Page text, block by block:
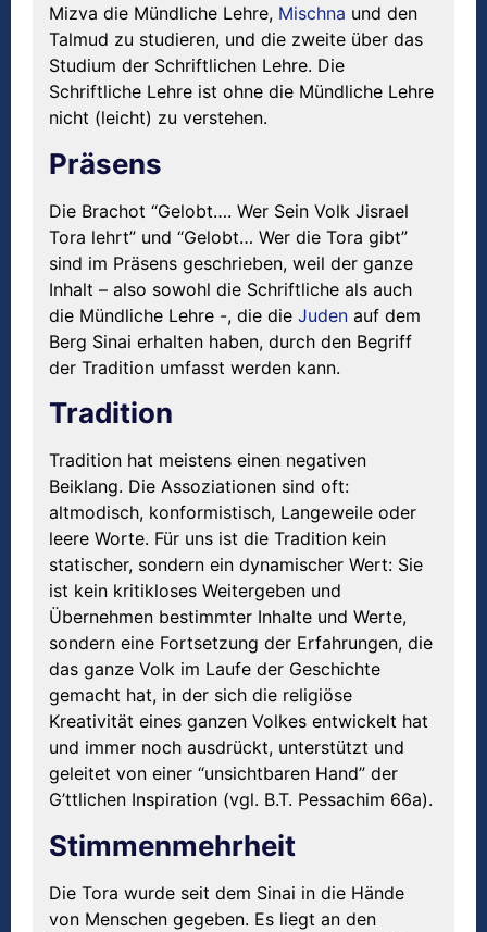
Mizva die Mündliche Lehre, Mischna und den
Talmud zu studieren, und die zweite über das
Studium der Schriftlichen Lehre. Die
Schriftliche Lehre ist ohne die Mündliche Lehre
nicht (leicht) zu verstehen.
Präsens
Die Brachot “Gelobt…. Wer Sein Volk Jisrael
Tora lehrt” und “Gelobt… Wer die Tora gibt”
sind im Präsens geschrieben, weil der ganze
Inhalt – also sowohl die Schriftliche als auch
die Mündliche Lehre -, die die Juden auf dem
Berg Sinai erhalten haben, durch den Begriff
der Tradition umfasst werden kann.
Tradition
Tradition hat meistens einen negativen
Beiklang. Die Assoziationen sind oft:
altmodisch, konformistisch, Langeweile oder
leere Worte. Für uns ist die Tradition kein
statischer, sondern ein dynamischer Wert: Sie
ist kein kritikloses Weitergeben und
Übernehmen bestimmter Inhalte und Werte,
sondern eine Fortsetzung der Erfahrungen, die
das ganze Volk im Laufe der Geschichte
gemacht hat, in der sich die religiöse
Kreativität eines ganzen Volkes entwickelt hat
und immer noch ausdrückt, unterstützt und
geleitet von einer “unsichtbaren Hand” der
G’ttlichen Inspiration (vgl. B.T. Pessachim 66a).
Stimmenmehrheit
Die Tora wurde seit dem Sinai in die Hände
von Menschen gegeben. Es liegt an den